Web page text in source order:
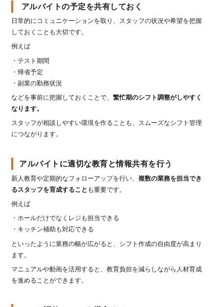
アルバイトの予定を共有しておく
日常的にコミュニケーションを取り、スタッフの状況や希望を把握
しておくことも大切です。
例えば
・テスト期間
・帰省予定
・副業の勤務状況
などを事前に把握しておくことで、繁忙期のシフト調整がしやすく
なります。
スタッフが相談しやすい環境を作ることも、スムーズなシフト管理
につながります。
アルバイトに適切な教育と情報共有を行う
新人教育や定期的なフォローアップを行い、複数の業務を担当でき
るスタッフを育成すること も重要です。
例えば
・ホールだけでなくレジも担当できる
・キッチン補助も対応できる
といったように業務の幅が広がると、シフト作成の自由度が高まり
ます。
マニュアルや動画を活用すると、教育負担を減らしながら人材育成
を進めることができます。